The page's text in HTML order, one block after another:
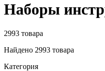
Наборы
2993 товара
Найдено 2993 товара
Категория